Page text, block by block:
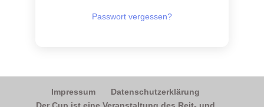
Passwort vergessen?
Impressum
Datenschutzerklärung